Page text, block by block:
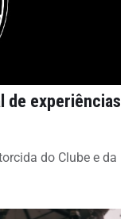
de experiências
do Clube e da